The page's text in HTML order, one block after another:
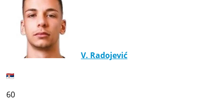
V. Radojević
60